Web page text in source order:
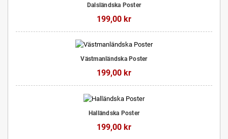
Dalsländska Poster
199,00 kr
Västmanländska Poster
199,00 kr
Halländska Poster
199,00 kr